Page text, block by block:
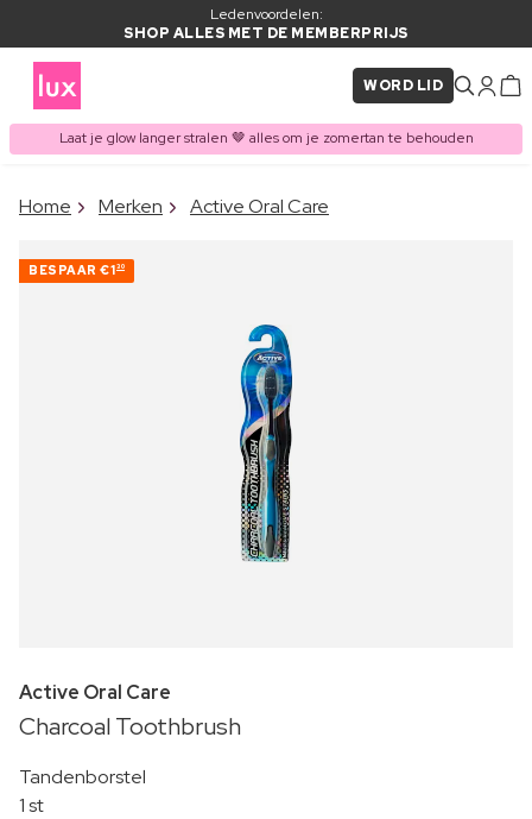
Ledenvoordelen:
SHOP ALLES MET DE MEMBERPRIJS
WORD LID
Laat je glow langer stralen 🤎 alles om je zomertan te behouden
ITEM TOEGEVOEGD AAN
Home Merken Active Oral Care
BESPAAR €130
Active Oral Care
Charcoal Toothbrush
Tandenborstel
1 st